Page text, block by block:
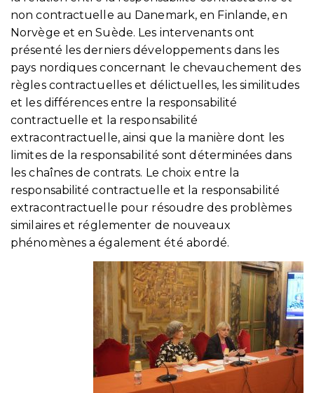
non contractuelle au Danemark, en Finlande, en
Norvège et en Suède. Les intervenants ont
présenté les derniers développements dans les
pays nordiques concernant le chevauchement des
règles contractuelles et délictuelles, les similitudes
et les différences entre la responsabilité
contractuelle et la responsabilité
extracontractuelle, ainsi que la manière dont les
limites de la responsabilité sont déterminées dans
les chaînes de contrats. Le choix entre la
responsabilité contractuelle et la responsabilité
extracontractuelle pour résoudre des problèmes
similaires et réglementer de nouveaux
phénomènes a également été abordé.